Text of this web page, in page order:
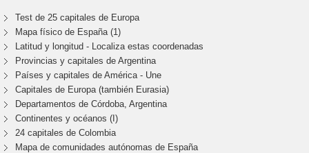
Test de 25 capitales de Europa
Mapa físico de España (1)
Latitud y longitud - Localiza estas coordenadas
Provincias y capitales de Argentina
Países y capitales de América - Une
Capitales de Europa (también Eurasia)
Departamentos de Córdoba, Argentina
Continentes y océanos (I)
24 capitales de Colombia
Mapa de comunidades autónomas de España